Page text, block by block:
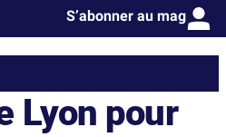
S’abonner au mag
Lyon pour